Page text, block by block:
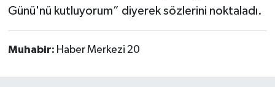
Günü'nü kutluyorum” diyerek sözlerini noktaladı.
Muhabir: Haber Merkezi 20